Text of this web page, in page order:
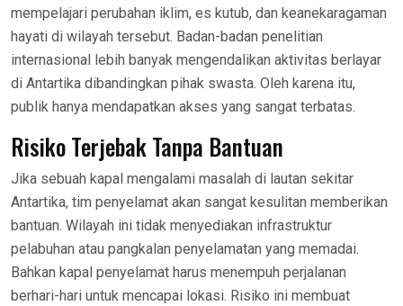
mempelajari perubahan iklim, es kutub, dan keanekaragaman
hayati di wilayah tersebut. Badan-badan penelitian
internasional lebih banyak mengendalikan aktivitas berlayar
di Antartika dibandingkan pihak swasta. Oleh karena itu,
publik hanya mendapatkan akses yang sangat terbatas.
Risiko Terjebak Tanpa Bantuan
Jika sebuah kapal mengalami masalah di lautan sekitar
Antartika, tim penyelamat akan sangat kesulitan memberikan
bantuan. Wilayah ini tidak menyediakan infrastruktur
pelabuhan atau pangkalan penyelamatan yang memadai.
Bahkan kapal penyelamat harus menempuh perjalanan
berhari-hari untuk mencapai lokasi. Risiko ini membuat